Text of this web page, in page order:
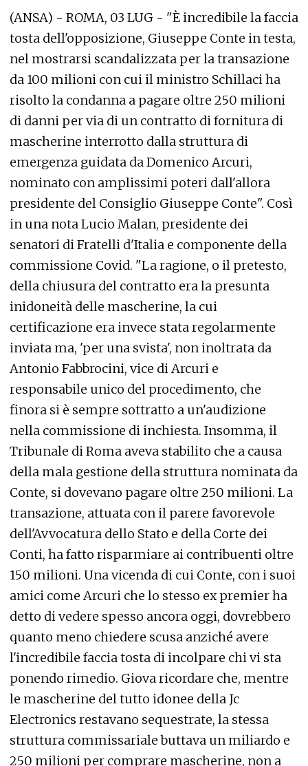
(ANSA) - ROMA, 03 LUG - "È incredibile la faccia
tosta dell'opposizione, Giuseppe Conte in testa,
nel mostrarsi scandalizzata per la transazione
da 100 milioni con cui il ministro Schillaci ha
risolto la condanna a pagare oltre 250 milioni
di danni per via di un contratto di fornitura di
mascherine interrotto dalla struttura di
emergenza guidata da Domenico Arcuri,
nominato con amplissimi poteri dall'allora
presidente del Consiglio Giuseppe Conte". Così
in una nota Lucio Malan, presidente dei
senatori di Fratelli d'Italia e componente della
commissione Covid. "La ragione, o il pretesto,
della chiusura del contratto era la presunta
inidoneità delle mascherine, la cui
certificazione era invece stata regolarmente
inviata ma, 'per una svista', non inoltrata da
Antonio Fabbrocini, vice di Arcuri e
responsabile unico del procedimento, che
finora si è sempre sottratto a un'audizione
nella commissione di inchiesta. Insomma, il
Tribunale di Roma aveva stabilito che a causa
della mala gestione della struttura nominata da
Conte, si dovevano pagare oltre 250 milioni. La
transazione, attuata con il parere favorevole
dell'Avvocatura dello Stato e della Corte dei
Conti, ha fatto risparmiare ai contribuenti oltre
150 milioni. Una vicenda di cui Conte, con i suoi
amici come Arcuri che lo stesso ex premier ha
detto di vedere spesso ancora oggi, dovrebbero
quanto meno chiedere scusa anziché avere
l'incredibile faccia tosta di incolpare chi vi sta
ponendo rimedio. Giova ricordare che, mentre
le mascherine del tutto idonee della Jc
Electronics restavano sequestrate, la stessa
struttura commissariale buttava un miliardo e
250 milioni per comprare mascherine, non a